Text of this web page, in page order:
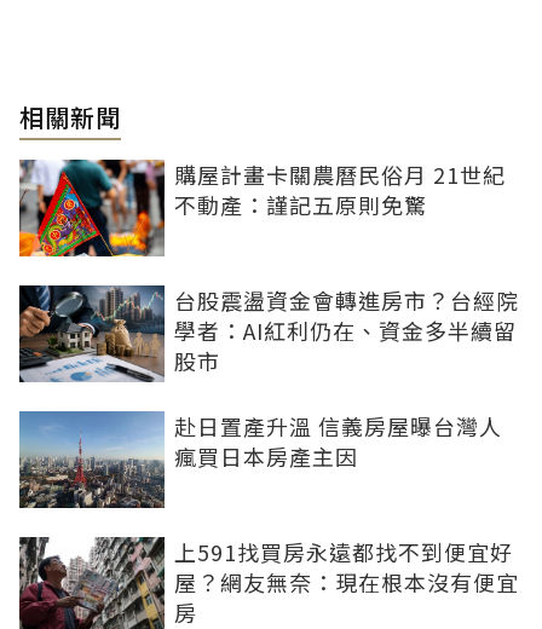
相關新聞
購屋計畫卡關農曆民俗月 21世紀
不動產：謹記五原則免驚
台股震盪資金會轉進房市？台經院
學者：AI紅利仍在、資金多半續留
股市
赴日置產升溫 信義房屋曝台灣人
瘋買日本房產主因
上591找買房永遠都找不到便宜好
屋？網友無奈：現在根本沒有便宜
房